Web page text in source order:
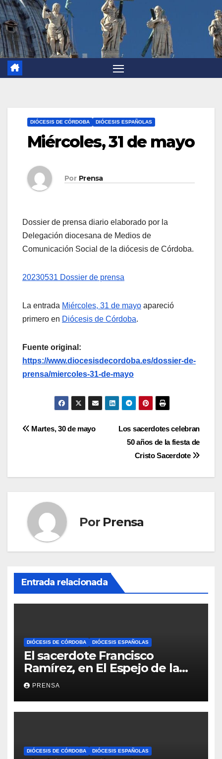
DIÓCESIS DE CÓRDOBA DIÓCESIS ESPAÑOLAS
Miércoles, 31 de mayo
Por Prensa
Dossier de prensa diario elaborado por la
Delegación diocesana de Medios de
Comunicación Social de la diócesis de Córdoba.
20230531 Dossier de prensa
La entrada Miércoles, 31 de mayo apareció
primero en Diócesis de Córdoba.
Fuente original:
https://www.diocesisdecordoba.es/dossier-de-
prensa/miercoles-31-de-mayo
Navegación
entradas
Los sacerdotes celebran
50 años de la fiesta de
Cristo Sacerdote
Martes, 30 de mayo
Por Prensa
Entrada relacionada
DIÓCESIS DE CÓRDOBA DIÓCESIS ESPAÑOLAS
El sacerdote Francisco
Ramírez, en El Espejo de la
Iglesia
PRENSA
DIÓCESIS DE CÓRDOBA DIÓCESIS ESPAÑOLAS